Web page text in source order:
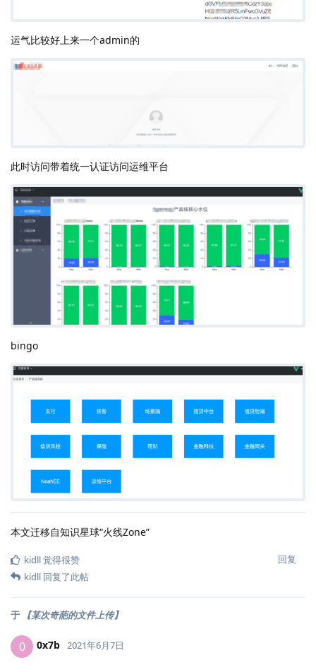
运气比较好上来一个admin的
此时访问带着统一认证访问运维平台
bingo
本文迁移自知识星球“火线Zone”
回复
kidll觉得很赞
kidll 回复了此帖
于 【某次奇葩的文件上传】
0 0x7b 2021年6月7日